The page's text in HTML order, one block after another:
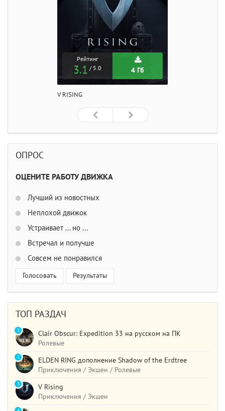
Рейтинг
3.1 / 5.0 4 Гб
V RISING
ОПРОС
ОЦЕНИТЕ РАБОТУ ДВИЖКА
Лучший из новостных
Неплохой движок
Устраивает ... но ...
Встречал и получше
Совсем не понравился
Голосовать Результаты
ТОП РАЗДАЧ
Clair Obscur: Expedition 33 на русском на ПК
Ролевые
1
ELDEN RING дополнение Shadow of the Erdtree
Приключения / Экшен / Ролевые
2
V Rising
Приключения / Экшен
3